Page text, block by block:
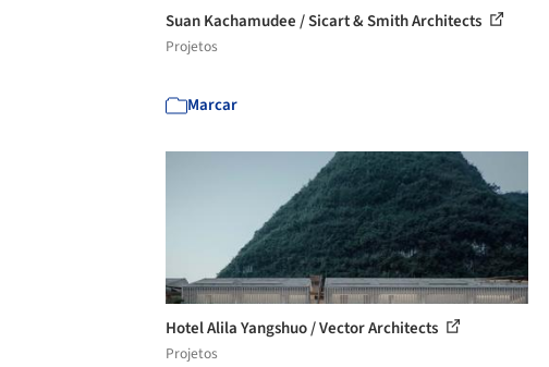
Suan Kachamudee / Sicart & Smith Architects
Projetos
Marcar
Hotel Alila Yangshuo / Vector Architects
Projetos